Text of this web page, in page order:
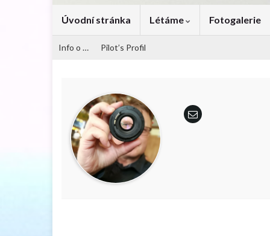
Úvodní stránka Létáme Fotogalerie
Info o … Pilot’s Profil